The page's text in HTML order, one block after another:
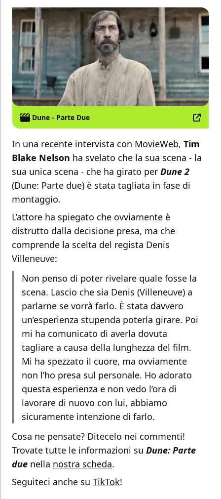
Dune - Parte Due
In una recente intervista con MovieWeb, Tim
Blake Nelson ha svelato che la sua scena - la
sua unica scena - che ha girato per Dune 2
(Dune: Parte due) è stata tagliata in fase di
montaggio.
L’attore ha spiegato che ovviamente è
distrutto dalla decisione presa, ma che
comprende la scelta del regista Denis
Villeneuve:
Non penso di poter rivelare quale fosse la
scena. Lascio che sia Denis (Villeneuve) a
parlarne se vorrà farlo. È stata davvero
un’esperienza stupenda poterla girare. Poi
mi ha comunicato di averla dovuta
tagliare a causa della lunghezza del film.
Mi ha spezzato il cuore, ma ovviamente
non l’ho presa sul personale. Ho adorato
questa esperienza e non vedo l’ora di
lavorare di nuovo con lui, abbiamo
sicuramente intenzione di farlo.
Cosa ne pensate? Ditecelo nei commenti!
Trovate tutte le informazioni su Dune: Parte
due nella nostra scheda.
Seguiteci anche su TikTok!